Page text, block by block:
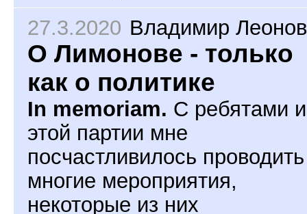
27.3.2020 Владимир Леонов
О Лимонове - только
как о политике
In memoriam. С ребятами
этой партии мне
посчастливилось проводить
многие мероприятия,
некоторые из них